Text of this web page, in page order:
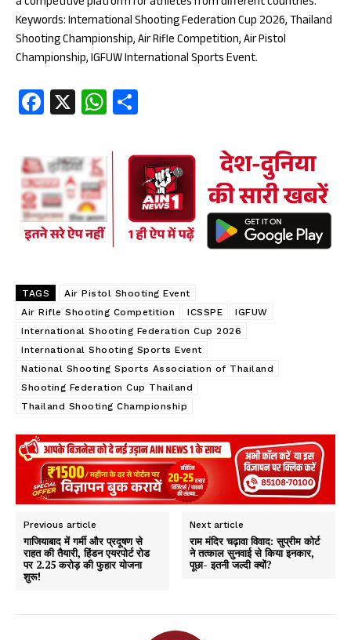
Keywords: International Shooting Federation Cup 2026, Thailand
Shooting Championship, Air Rifle Competition, Air Pistol
Championship, IGFUW International Sports Event.
Fa
ce
b
oo
k
X W
ha
ts
A
p
p
re
TAGS
Air Pistol Shooting Event
Air Rifle Shooting Competition
ICSSPE
IGFUW
International Shooting Federation Cup 2026
International Shooting Sports Event
National Shooting Sports Association of Thailand
Shooting Federation Cup Thailand
Thailand Shooting Championship
Previous article
गाजियाबाद में गर्मी और प्रदूषण से
राहत की तैयारी, हिंडन एयरपोर्ट रोड
पर 2.25 करोड़ की फुहार योजना
शुरू!
Next article
राम मंदिर चढ़ावा विवाद: सुप्रीम कोर्ट
ने तत्काल सुनवाई से किया इनकार,
पूछा- इतनी जल्दी क्यों?